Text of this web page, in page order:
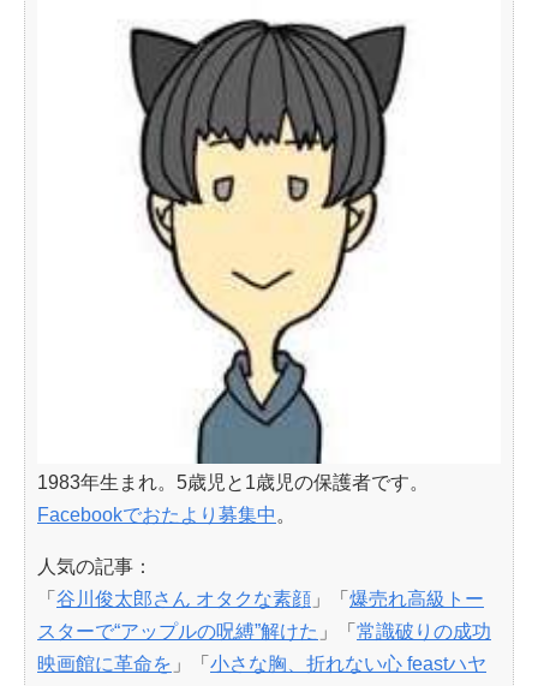
1983年生まれ。5歳児と1歳児の保護者です。
Facebookでおたより募集中。
人気の記事：
「 谷川俊太郎さん オタクな素顔 」「 爆売れ高級トー
スターで“アップルの呪縛”解けた 」「 常識破りの成功
映画館に革命を 」「 小さな胸、折れない心 feastハヤ